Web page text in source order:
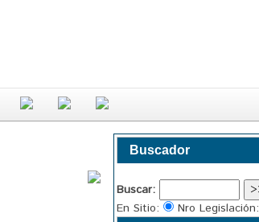
Buscador
Buscar:
En Sitio:
Nro Legislación: